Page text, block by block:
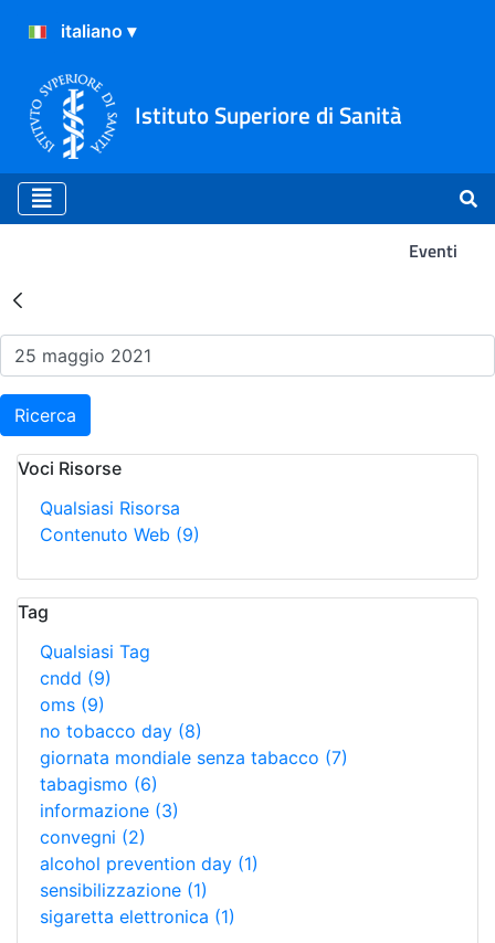
Istituto Superiore di Sanità
Eventi
Risultati della Ricerca -
Ricerca
Voci Risorse
Qualsiasi Risorsa
Contenuto Web (9)
Tag
Qualsiasi Tag
cndd (9)
oms (9)
no tobacco day (8)
giornata mondiale senza tabacco (7)
tabagismo (6)
informazione (3)
convegni (2)
alcohol prevention day (1)
sensibilizzazione (1)
sigaretta elettronica (1)